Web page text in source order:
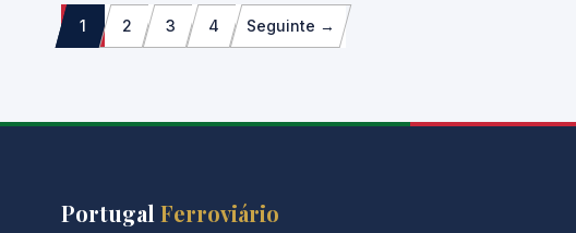
Paginação
dos
1 2 3 4 Seguinte →
Portugal Ferroviário